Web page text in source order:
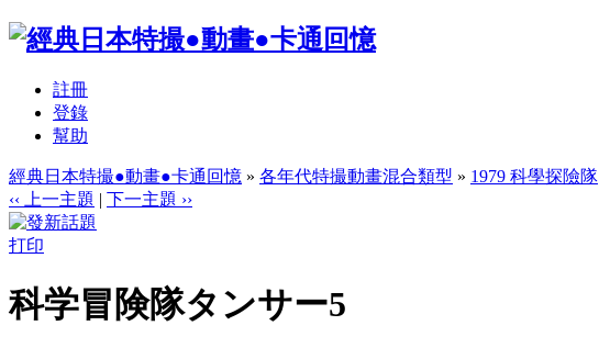
註冊
登錄
幫助
經典日本特撮●動畫●卡通回憶 » 各年代特撮動畫混合類型 » 1979 科學探險隊
‹‹ 上一主題 | 下一主題 ››
打印
科学冒険隊タンサー5